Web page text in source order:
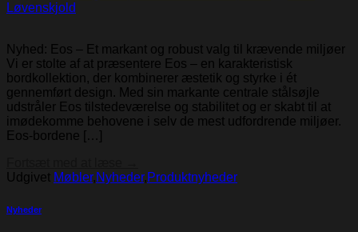
Løvenskjold
Nyhed: Eos – Et markant og robust valg til krævende miljøer
Vi er stolte af at præsentere Eos – en karakteristisk
bordkollektion, der kombinerer æstetik og styrke i ét
gennemført design. Med sin markante centrale stålsøjle
udstråler Eos tilstedeværelse og stabilitet og er skabt til at
imødekomme behovene i selv de mest udfordrende miljøer.
Eos-bordene […]
Udgivet Møbler,Nyheder,Produktnyheder
Nyheder